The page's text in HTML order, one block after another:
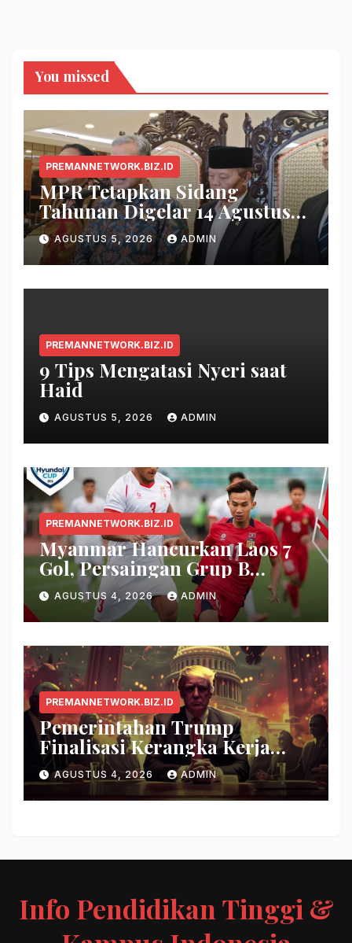
You missed
PREMANNETWORK.BIZ.ID
MPR Tetapkan Sidang
Tahunan Digelar 14 Agustus
2026
AGUSTUS 5, 2026 ADMIN
PREMANNETWORK.BIZ.ID
9 Tips Mengatasi Nyeri saat
Haid
AGUSTUS 5, 2026 ADMIN
PREMANNETWORK.BIZ.ID
Myanmar Hancurkan Laos 7
Gol, Persaingan Grup B
Memanas!
AGUSTUS 4, 2026 ADMIN
PREMANNETWORK.BIZ.ID
Pemerintahan Trump
Finalisasi Kerangka Kerja
Evaluasi Model AI Baru
AGUSTUS 4, 2026 ADMIN
Info Pendidikan Tinggi &